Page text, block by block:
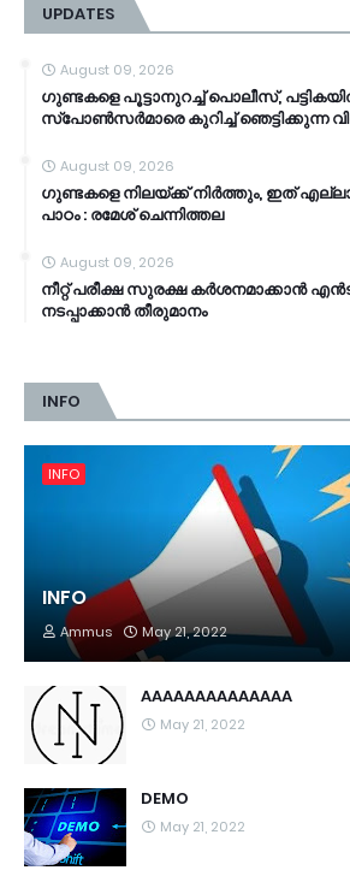
UPDATES
August 09, 2026
ഗുണ്ടകളെ പൂട്ടാനുറച്ച് പൊലീസ്,
സ്‌പോൺസർമാരെ കുറിച്ച് ഞെട്ടിക്കുന്ന
August 09, 2026
ഗുണ്ടകളെ നിലയ്ക്ക് നിർത്തും, ഇത്
പാഠം : രമേശ് ചെന്നിത്തല
August 09, 2026
നീറ്റ് പരീക്ഷ സുരക്ഷ കർശനമാക്കാൻ
നടപ്പാക്കാൻ തീരുമാനം
INFO
INFO
INFO
Ammus May 21, 2022
AAAAAAAAAAAAAA
May 21, 2022
DEMO
May 21, 2022